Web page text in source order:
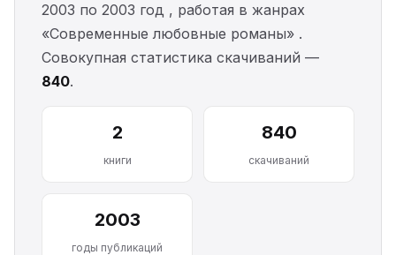
2003 по 2003 год , работая в жанрах
«Современные любовные романы» .
Совокупная статистика скачиваний —
840.
2
книги
840
скачиваний
2003
годы публикаций